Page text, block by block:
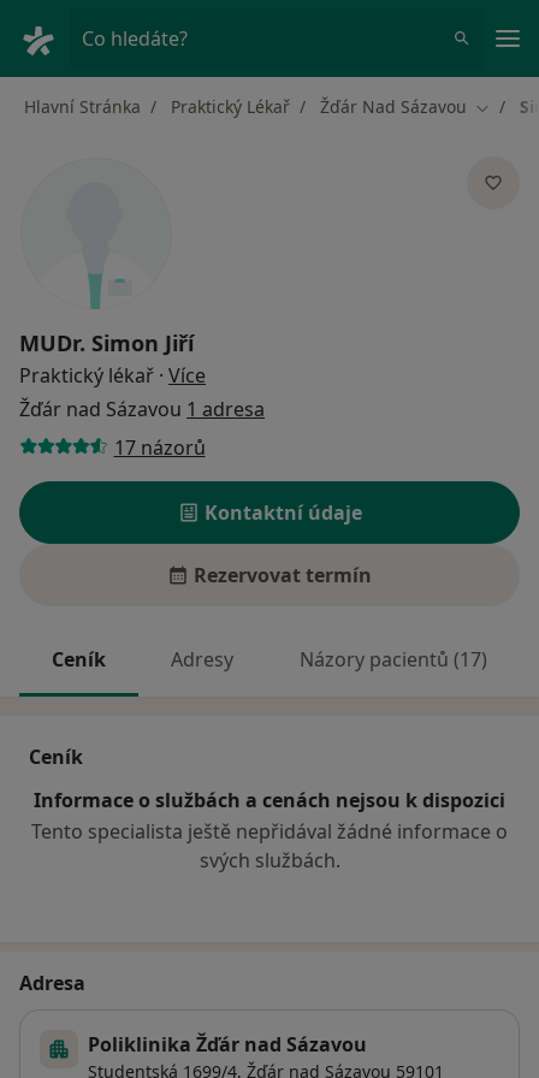
Co hledáte?
Hlavní Stránka Praktický Lékař Žďár Nad Sázavou Změna
MUDr. Simon Jiří
Praktický lékař · Více
Žďár nad Sázavou 1 adresa
17 názorů
Kontaktní údaje
Rezervovat termín
Ceník Adresy Názory pacientů (17)
Ceník
Informace o službách a cenách nejsou k dispozici
Tento specialista ještě nepřidával žádné informace o
svých službách.
Adresa
Poliklinika Žďár nad Sázavou
Studentská 1699/4, Žďár nad Sázavou 59101